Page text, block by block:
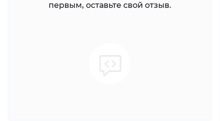
первым, оставьте свой отзыв.